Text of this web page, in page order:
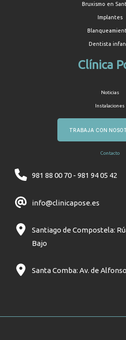
Bruxismo en
Implantes
Dentista
Clínica
Noticias
Instalaciones
TRABAJA CON
Contacto
981 88 00 70 - 981 94 05 42
info@clinicapose.es
Santiago de Compostela:
Bajo
Santa Comba: Av. de